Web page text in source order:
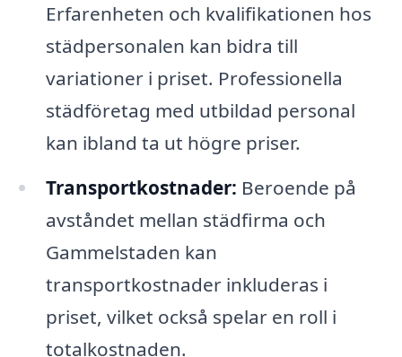
Erfarenheten och kvalifikationen hos
städpersonalen kan bidra till
variationer i priset. Professionella
städföretag med utbildad personal
kan ibland ta ut högre priser.
Transportkostnader: Beroende på
avståndet mellan städfirma och
Gammelstaden kan
transportkostnader inkluderas i
priset, vilket också spelar en roll i
totalkostnaden.